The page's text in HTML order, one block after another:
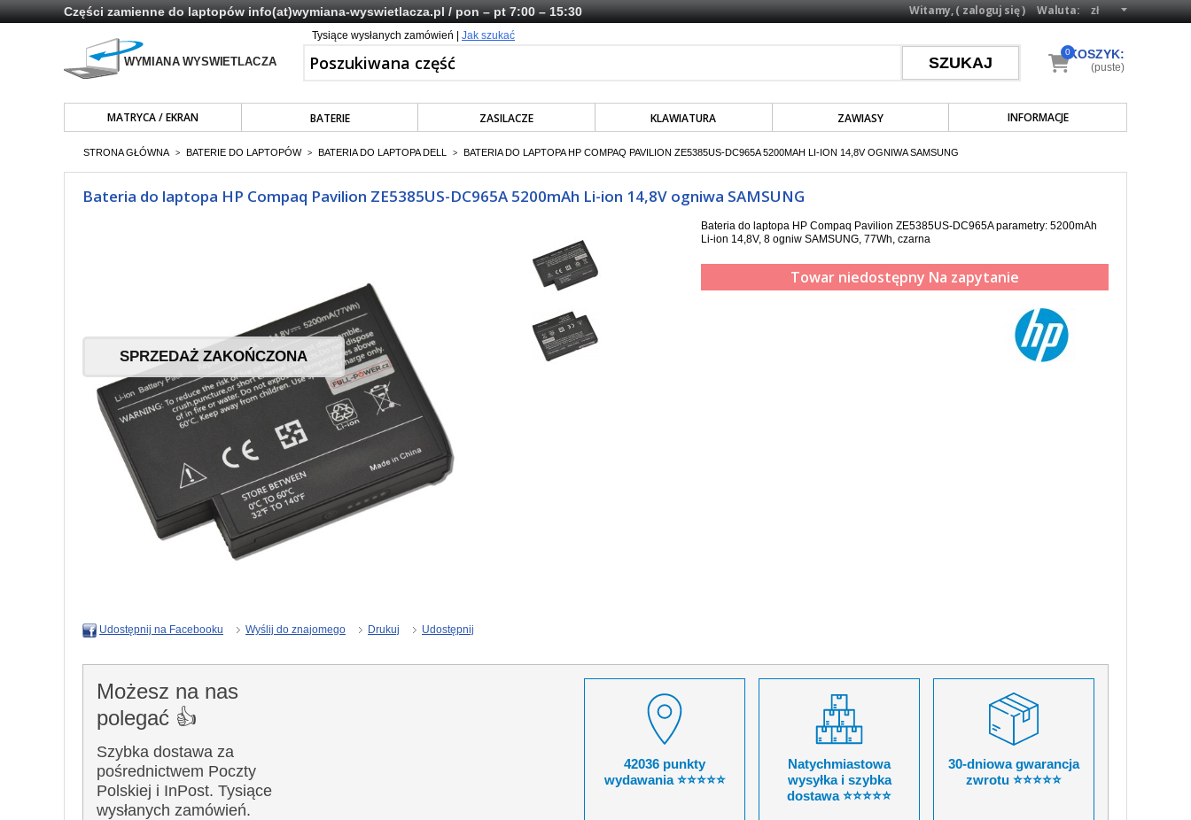
Części zamienne do laptopówinfo(at)wymiana-wyswietlacza.pl/ pon – pt 7:00 – 15:30 Waluta:
Witamy, (zaloguj się)
Tysiące wysłanych zamówień | Jak szukać
MATRYCA / EKRAN BATERIE ZASILACZE KLAWIATURA ZAWIASY INFORMACJE
KOSZYK:
0
(puste)
STRONA GŁÓWNA > BATERIE DO LAPTOPÓW > BATERIA DO LAPTOPA DELL > BATERIA DO LAPTOPA HP COMPAQ PAVILION ZE5385US-DC965A 5200MAH LI-ION 14,8V OGNIWA SAMSUNG
Bateria do laptopa HP Compaq Pavilion ZE5385US-DC965A 5200mAh Li-ion 14,8V ogniwa SAMSUNG
SPRZEDAŻ ZAKOŃCZONA
Bateria do laptopa HP Compaq Pavilion ZE5385US-DC965A parametry: 5200mAh
Li-ion 14,8V, 8 ogniw SAMSUNG, 77Wh, czarna
Towar niedostępny Na zapytanie
Udostępnij na Facebooku Wyślij do znajomego Drukuj Udostępnij
Możesz na nas
polegać 👍
Szybka dostawa za
pośrednictwem Poczty
Polskiej i InPost. Tysiące
wysłanych zamówień.
42036 punkty
wydawania ⭐⭐⭐⭐⭐
Natychmiastowa
wysyłka i szybka
dostawa ⭐⭐⭐⭐⭐
30-dniowa gwarancja
zwrotu ⭐⭐⭐⭐⭐